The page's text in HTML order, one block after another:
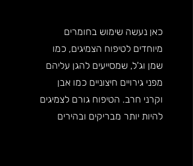
כאן נעשה שימוש בחומרים
מיוחדים לטיפוח הצמיגים, כמו
שמן וג'ל, שמסייעים להגן עליהם
מפני גירויים חיצוניים כמו אבן
וקרני חרב. הטיפוח גורם לצמיגים
להיות יותר מבריקים ובהירים